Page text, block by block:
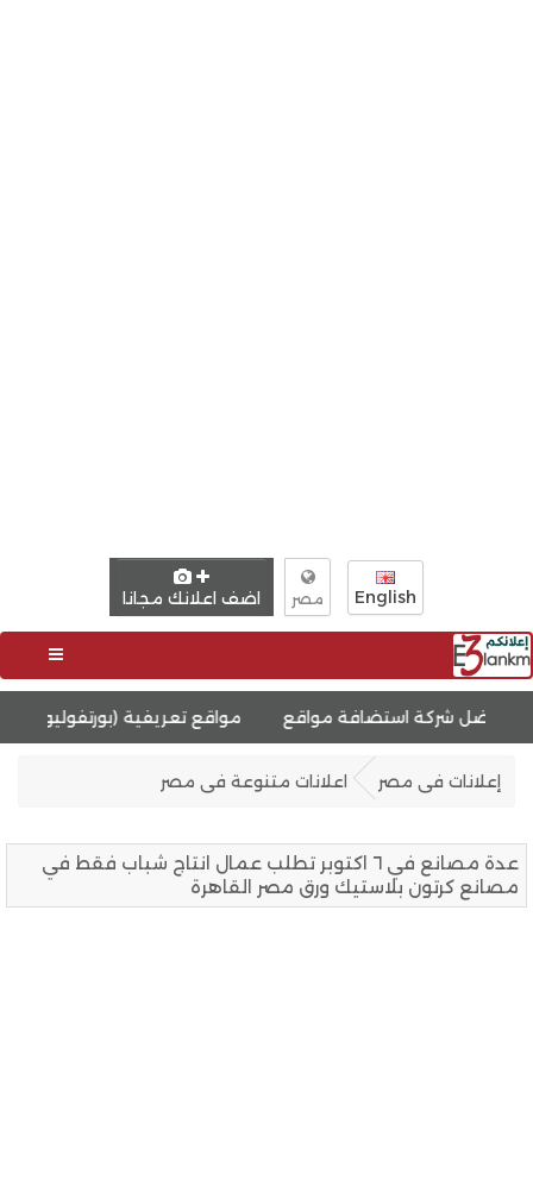
English مصر اضف اعلانك مجانا
مواقع مواقع تعريفية (بورتفوليو) أفضل الحلول
إعلانات فى مصر اعلانات متنوعة فى مصر
عدة مصانع في ٦ اكتوبر تطلب عمال انتاج شباب فقط في
مصانع كرتون بلاستيك ورق مصر القاهرة